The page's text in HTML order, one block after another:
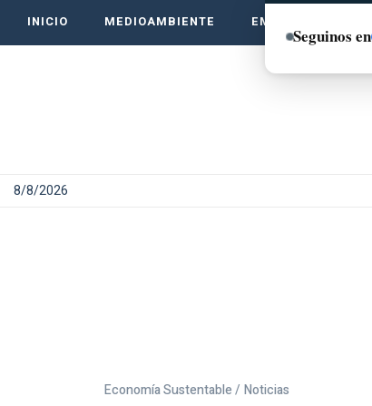
INICIO MEDIOAMBIENTE EMPRENDE VERDE
8/8/2026
Economía Sustentable / Noticias
Seguinos en